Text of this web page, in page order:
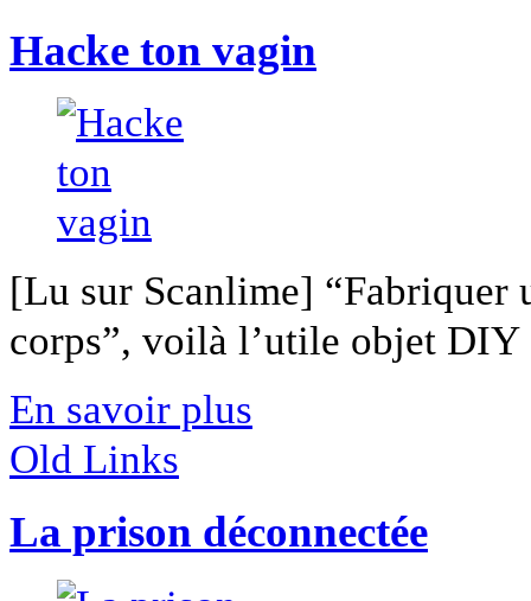
Hacke ton vagin
[Lu sur Scanlime] “Fabriquer
corps”, voilà l’utile objet
En savoir plus
Old Links
La prison déconnectée